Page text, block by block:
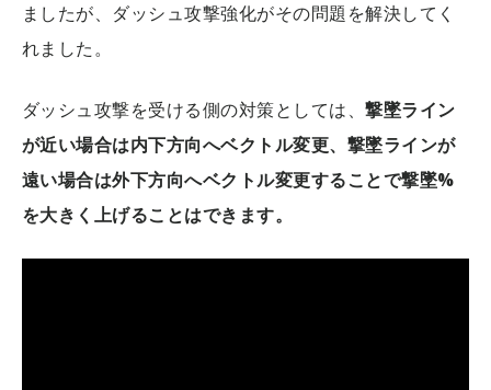
ましたが、ダッシュ攻撃強化がその問題を解決してく
れました。
ダッシュ攻撃を受ける側の対策としては、撃墜ライン
が近い場合は内下方向へベクトル変更、撃墜ラインが
遠い場合は外下方向へベクトル変更することで撃墜%
を大きく上げることはできます。